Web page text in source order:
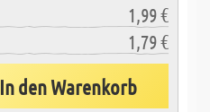
1,99 €
1,79 €
In den Warenkorb